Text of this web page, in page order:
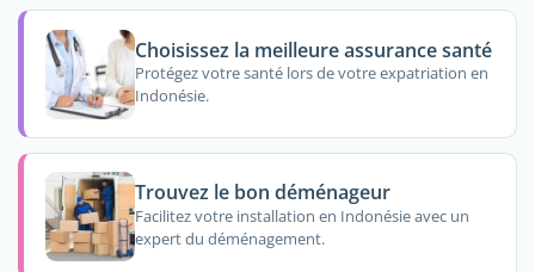
Choisissez la meilleure assurance santé
Protégez votre santé lors de votre expatriation en
Indonésie.
Trouvez le bon déménageur
Facilitez votre installation en Indonésie avec un
expert du déménagement.